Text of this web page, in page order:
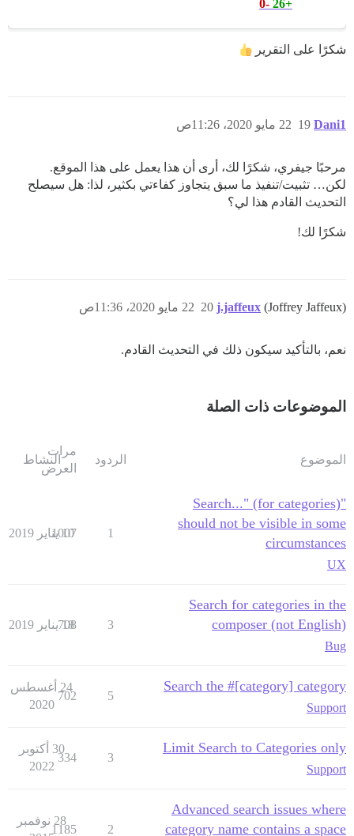
+26
-0
شكرًا على التقرير
Dani1 22 مايو 2020، 11:26ص 19
مرحبًا جيفري، شكرًا لك، أرى أن هذا يعمل على هذا الموقع.
لكن… تثبيت/تنفيذ ما سبق يتجاوز كفاءتي بكثير، لذا: هل سيصلح
التحديث القادم هذا لي؟
شكرًا لك!
j.jaffeux (Joffrey Jaffeux) 22 مايو 2020، 11:36ص 20
نعم، بالتأكيد سيكون ذلك في التحديث القادم.
الموضوعات ذات الصلة
الموضوع الردود
مرات
العرض
النشاط
"Search..." (for categories)
should not be visible in some
circumstances
UX
1
1007
10 يناير 2019
Search for categories in the
composer (not English)
Bug
3
708
18 يناير 2019
Search the #[category] category
Support
5
702
24 أغسطس
2020
Limit Search to Categories only
Support
3
334
30 أكتوبر
2022
Advanced search issues where
category name contains a space
2
1185
28 نوفمبر